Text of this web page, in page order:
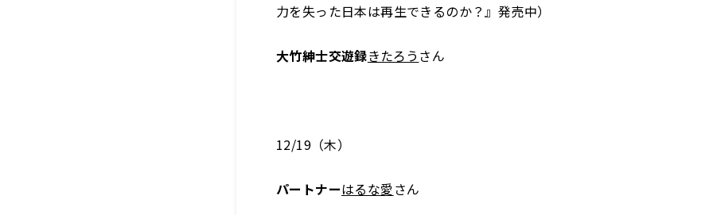
力を失った日本は再生できるのか？』発売中）
大竹紳士交遊録きたろう さん
12/19（木）
パートナーはるな愛さん